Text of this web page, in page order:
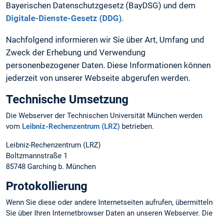
Bayerischen Datenschutzgesetz (BayDSG) und dem
Digitale-Dienste-Gesetz (DDG).
Nachfolgend informieren wir Sie über Art, Umfang und
Zweck der Erhebung und Verwendung
personenbezogener Daten. Diese Informationen können
jederzeit von unserer Webseite abgerufen werden.
Technische Umsetzung
Die Webserver der Technischen Universität München werden
vom Leibniz-Rechenzentrum (LRZ) betrieben.
Leibniz-Rechenzentrum (LRZ)
Boltzmannstraße 1
85748 Garching b. München
Protokollierung
Wenn Sie diese oder andere Internetseiten aufrufen, übermitteln
Sie über Ihren Internetbrowser Daten an unseren Webserver. Die